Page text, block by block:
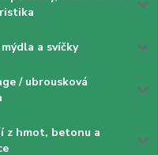
a svíčky
/ ubrousková
z hmot, betonu a